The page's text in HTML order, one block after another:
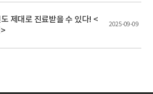
제대로 진료받을 수 있다! <
2025-09-09